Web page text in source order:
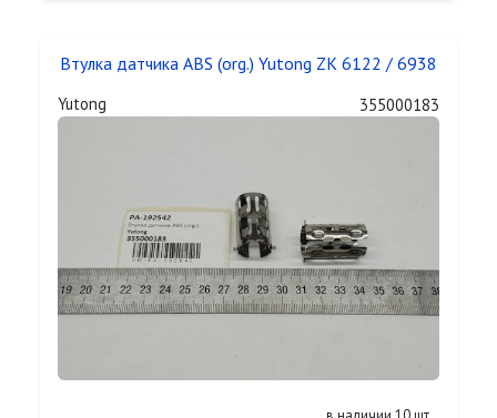
Втулка датчика ABS (org.) Yutong ZK 6122 / 6938
Yutong 355000183